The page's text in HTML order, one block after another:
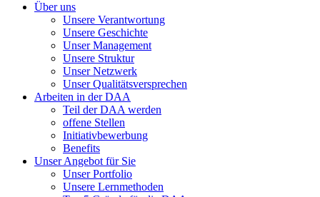
Über uns
Unsere Verantwortung
Unsere Geschichte
Unser Management
Unsere Struktur
Unser Netzwerk
Unser Qualitätsversprechen
Arbeiten in der DAA
Teil der DAA werden
offene Stellen
Initiativbewerbung
Benefits
Unser Angebot für Sie
Unser Portfolio
Unsere Lernmethoden